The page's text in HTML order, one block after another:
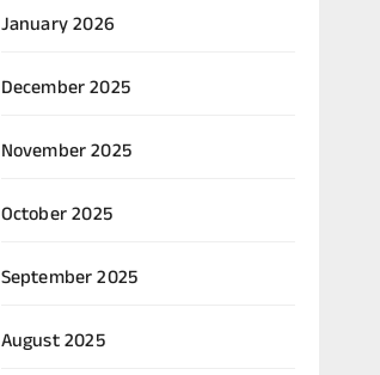
January 2026
December 2025
November 2025
October 2025
September 2025
August 2025